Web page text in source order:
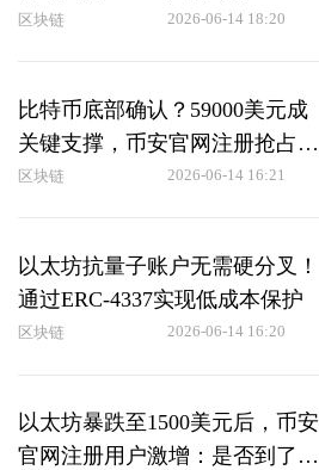
区块链 2026-06-14 18:20
比特币底部确认？59000美元成
关键支撑，币安官网注册抢占先
机
区块链 2026-06-14 16:21
以太坊抗量子账户无需硬分叉！
通过ERC-4337实现低成本保护
区块链 2026-06-14 16:20
以太坊暴跌至1500美元后，币安
官网注册用户激增：是否到了长